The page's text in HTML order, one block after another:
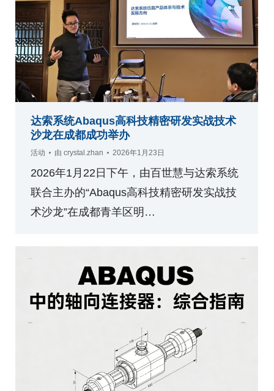
达索系统Abaqus高科技精密研发实战技术
沙龙在成都成功举办
活动 由 crystal.zhan 2026年1月23日
2026年1月22日下午，由百世慧与达索系统
联合主办的“Abaqus高科技精密研发实战技
术沙龙”在成都青羊区明…